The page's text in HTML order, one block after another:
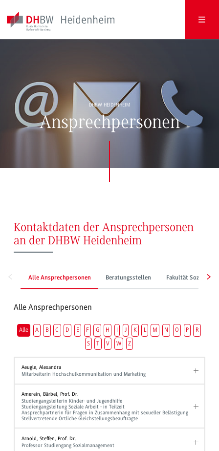
DHBW HEIDENHEIM
Ansprechpersonen
Kontaktdaten der Ansprechpersonen
an der DHBW Heidenheim
Alle Ansprechpersonen Beratungsstellen Fakultät
Alle Ansprechpersonen
Alle A B C D E F G H I J K L M N O P
R
S
T V W Z
Aeugle, Alexandra
Mitarbeiterin Hochschulkommunikation und Marketing
Amerein, Bärbel, Prof. Dr.
Studiengangsleiterin Kinder- und Jugendhilfe
Studiengangsleitung Soziale Arbeit - in Teilzeit
Ansprechpartnerin für Fragen in Zusammenhang mit sexueller Belästigung
Stellvertretende Örtliche Gleichstellungsbeauftragte
Arnold, Steffen, Prof. Dr.
Professor Studiengang Sozialmanagement